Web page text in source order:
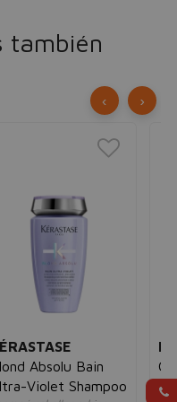
también
Absolu Bain
Violet Shampoo
‹ ›